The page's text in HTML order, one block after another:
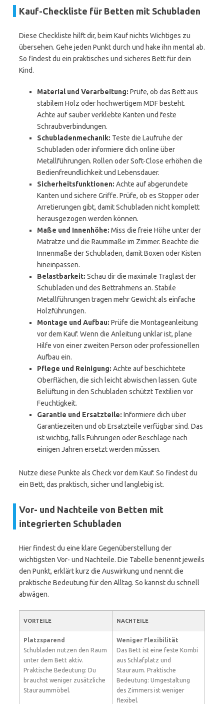
Kauf-Checkliste für Betten mit Schubladen
Diese Checkliste hilft dir, beim Kauf nichts Wichtiges zu
übersehen. Gehe jeden Punkt durch und hake ihn mental ab.
So findest du ein praktisches und sicheres Bett für dein
Kind.
Material und Verarbeitung: Prüfe, ob das Bett aus
stabilem Holz oder hochwertigem MDF besteht.
Achte auf sauber verklebte Kanten und feste
Schraubverbindungen.
Schubladenmechanik: Teste die Laufruhe der
Schubladen oder informiere dich online über
Metallführungen. Rollen oder Soft-Close erhöhen die
Bedienfreundlichkeit und Lebensdauer.
Sicherheitsfunktionen: Achte auf abgerundete
Kanten und sichere Griffe. Prüfe, ob es Stopper oder
Arretierungen gibt, damit Schubladen nicht komplett
herausgezogen werden können.
Maße und Innenhöhe: Miss die freie Höhe unter der
Matratze und die Raummaße im Zimmer. Beachte die
Innenmaße der Schubladen, damit Boxen oder Kisten
hineinpassen.
Belastbarkeit: Schau dir die maximale Traglast der
Schubladen und des Bettrahmens an. Stabile
Metallführungen tragen mehr Gewicht als einfache
Holzführungen.
Montage und Aufbau: Prüfe die Montageanleitung
vor dem Kauf. Wenn die Anleitung unklar ist, plane
Hilfe von einer zweiten Person oder professionellen
Aufbau ein.
Pflege und Reinigung: Achte auf beschichtete
Oberflächen, die sich leicht abwischen lassen. Gute
Belüftung in den Schubladen schützt Textilien vor
Feuchtigkeit.
Garantie und Ersatzteile: Informiere dich über
Garantiezeiten und ob Ersatzteile verfügbar sind. Das
ist wichtig, falls Führungen oder Beschläge nach
einigen Jahren ersetzt werden müssen.
Nutze diese Punkte als Check vor dem Kauf. So findest du
ein Bett, das praktisch, sicher und langlebig ist.
Vor- und Nachteile von Betten mit
integrierten Schubladen
Hier findest du eine klare Gegenüberstellung der
wichtigsten Vor- und Nachteile. Die Tabelle benennt jeweils
den Punkt, erklärt kurz die Auswirkung und nennt die
praktische Bedeutung für den Alltag. So kannst du schnell
abwägen.
VORTEILE NACHTEILE
Platzsparend
Schubladen nutzen den Raum
unter dem Bett aktiv.
Praktische Bedeutung: Du
brauchst weniger zusätzliche
Stauraummöbel.
Weniger Flexibilität
Das Bett ist eine feste Kombi
aus Schlafplatz und
Stauraum. Praktische
Bedeutung: Umgestaltung
des Zimmers ist weniger
flexibel.